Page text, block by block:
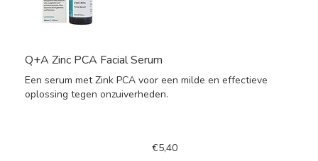
Q+A Zinc PCA Facial Serum
Een serum met Zink PCA voor een milde en effectieve
oplossing tegen onzuiverheden.
€5,40